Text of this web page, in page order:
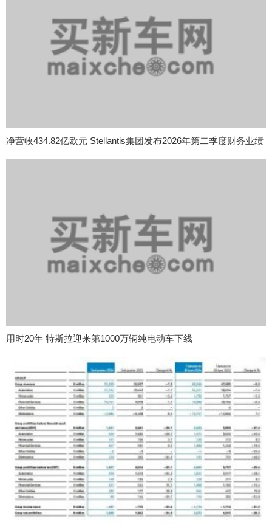
净营收434.82亿欧元 Stellantis集团发布2026年第二季度财务业绩
用时20年 特斯拉迎来第1000万辆纯电动车下线